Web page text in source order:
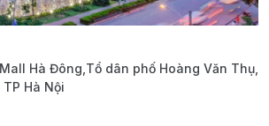
Hà Đông,Tổ dân phố Hoàng Văn Thụ,
Hà Nội